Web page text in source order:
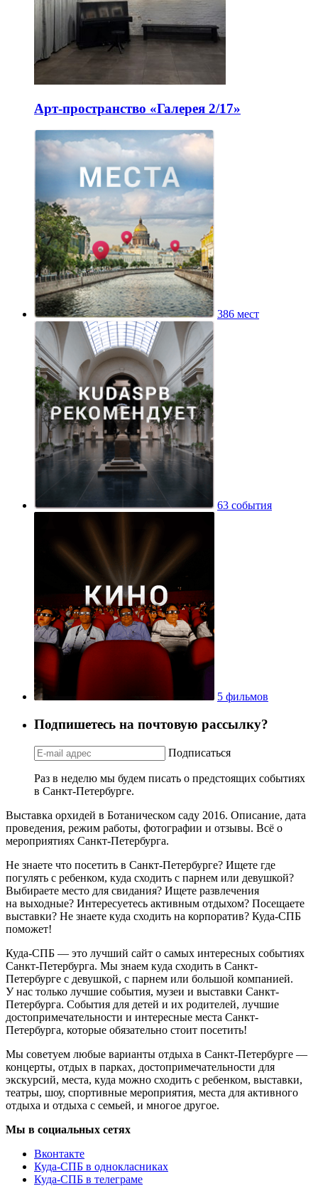
Арт-пространство «Галерея 2/17»
386 мест
63 события
5 фильмов
Подпишетесь на почтовую рассылку?
Подписаться
Раз в неделю мы будем писать о предстоящих событиях
в Санкт-Петербурге.
Выставка орхидей в Ботаническом саду 2016. Описание, дата
проведения, режим работы, фотографии и отзывы. Всё о
мероприятиях Санкт-Петербурга.
Не знаете что посетить в Санкт-Петербурге? Ищете где
погулять с ребенком, куда сходить с парнем или девушкой?
Выбираете место для свидания? Ищете развлечения
на выходные? Интересуетесь активным отдыхом? Посещаете
выставки? Не знаете куда сходить на корпоратив? Куда-СПБ
поможет!
Куда-СПБ — это лучший сайт о самых интересных событиях
Санкт-Петербурга. Мы знаем куда сходить в Санкт-
Петербурге с девушкой, с парнем или большой компанией.
У нас только лучшие события, музеи и выставки Санкт-
Петербурга. События для детей и их родителей, лучшие
достопримечательности и интересные места Санкт-
Петербурга, которые обязательно стоит посетить!
Мы советуем любые варианты отдыха в Санкт-Петербурге —
концерты, отдых в парках, достопримечательности для
экскурсий, места, куда можно сходить с ребенком, выставки,
театры, шоу, спортивные мероприятия, места для активного
отдыха и отдыха с семьей, и многое другое.
Мы в социальных сетях
Вконтакте
Куда-СПБ в однокласниках
Куда-СПБ в телеграме